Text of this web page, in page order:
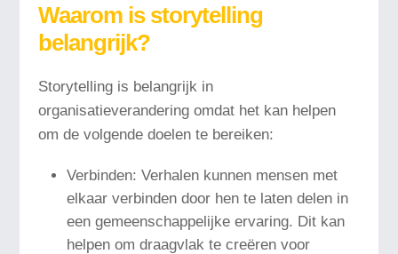
Waarom is storytelling
belangrijk?
Storytelling is belangrijk in
organisatieverandering omdat het kan helpen
om de volgende doelen te bereiken:
Verbinden: Verhalen kunnen mensen met
elkaar verbinden door hen te laten delen in
een gemeenschappelijke ervaring. Dit kan
helpen om draagvlak te creëren voor